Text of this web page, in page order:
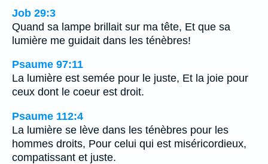
Job 29:3
Quand sa lampe brillait sur ma tête, Et que sa
lumière me guidait dans les ténèbres!
Psaume 97:11
La lumière est semée pour le juste, Et la joie pour
ceux dont le coeur est droit.
Psaume 112:4
La lumière se lève dans les ténèbres pour les
hommes droits, Pour celui qui est miséricordieux,
compatissant et juste.